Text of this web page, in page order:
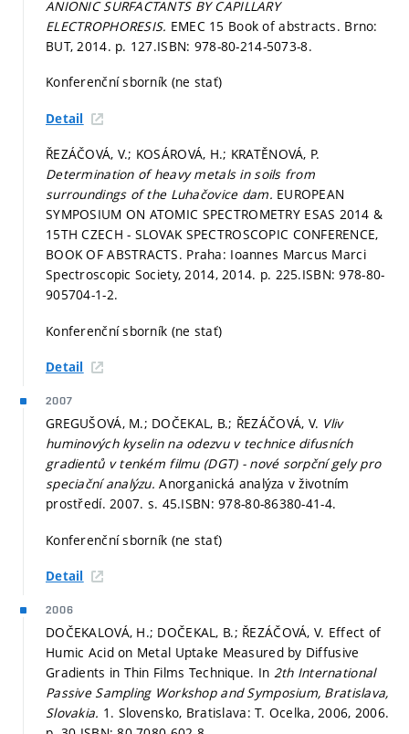
ANIONIC SURFACTANTS BY CAPILLARY
ELECTROPHORESIS. EMEC 15 Book of abstracts. Brno:
BUT, 2014. p. 127.ISBN: 978-80-214-5073-8.
Konferenční sborník (ne stať)
Detail
ŘEZÁČOVÁ, V.; KOSÁROVÁ, H.; KRATĚNOVÁ, P.
Determination of heavy metals in soils from
surroundings of the Luhačovice dam. EUROPEAN
SYMPOSIUM ON ATOMIC SPECTROMETRY ESAS 2014 &
15TH CZECH - SLOVAK SPECTROSCOPIC CONFERENCE,
BOOK OF ABSTRACTS. Praha: Ioannes Marcus Marci
Spectroscopic Society, 2014, 2014. p. 225.ISBN: 978-80-
905704-1-2.
Konferenční sborník (ne stať)
Detail
2007
GREGUŠOVÁ, M.; DOČEKAL, B.; ŘEZÁČOVÁ, V. Vliv
huminových kyselin na odezvu v technice difusních
gradientů v tenkém filmu (DGT) - nové sorpční gely pro
speciační analýzu.Anorganická analýza v životním
prostředí. 2007. s. 45.ISBN: 978-80-86380-41-4.
Konferenční sborník (ne stať)
Detail
2006
DOČEKALOVÁ, H.; DOČEKAL, B.; ŘEZÁČOVÁ, V. Effect of
Humic Acid on Metal Uptake Measured by Diffusive
Gradients in Thin Films Technique. In 2th International
Passive Sampling Workshop and Symposium, Bratislava,
Slovakia. 1. Slovensko, Bratislava: T. Ocelka, 2006, 2006.